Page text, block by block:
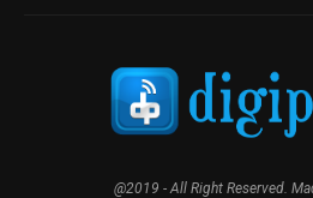
@2019 - All Right Reserved.